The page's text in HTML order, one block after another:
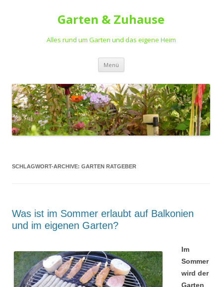
Garten & Zuhause
Alles rund um Garten und das eigene Heim
Menü Springe
Inhalt
SCHLAGWORT-ARCHIVE: GARTEN RATGEBER
Was ist im Sommer erlaubt auf Balkonien
und im eigenen Garten?
Im
Sommer
wird der
Garten